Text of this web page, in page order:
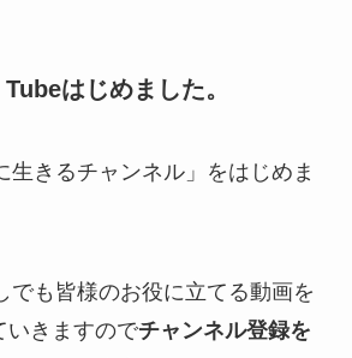
はじめました。
生きるチャンネル」をはじめま
でも皆様のお役に立てる動画を
いきますのでチャンネル登録を